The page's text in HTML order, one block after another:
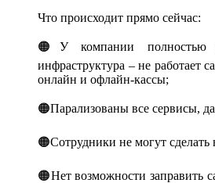
Что происходит прямо сейчас:
🟠У компании полностью
инфраструктура – не работает
онлайн и офлайн-кассы;
🟠Парализованы все сервисы,
🟠Сотрудники не могут сделать
🟠Нет возможности заправить